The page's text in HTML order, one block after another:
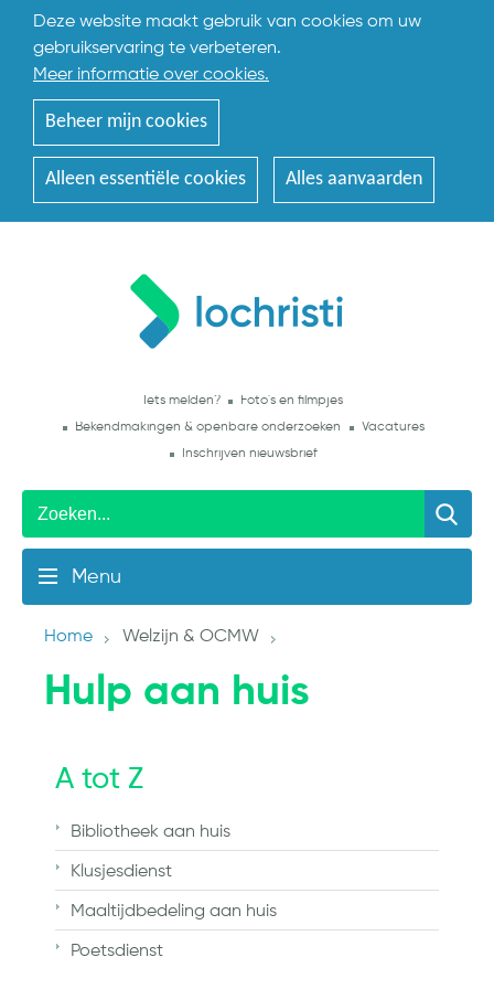
Deze website maakt gebruik van cookies om uw
gebruikservaring te verbeteren.
Meer informatie over cookies.
Beheer mijn cookies
Alleen essentiële cookies Alles aanvaarden
Iets melden?
Foto's en filmpjes
Bekendmakingen & openbare onderzoeken
Vacatures
Inschrijven nieuwsbrief
Menu
Home Welzijn & OCMW
Hulp aan huis
A tot Z
Bibliotheek aan huis
Klusjesdienst
Maaltijdbedeling aan huis
Poetsdienst